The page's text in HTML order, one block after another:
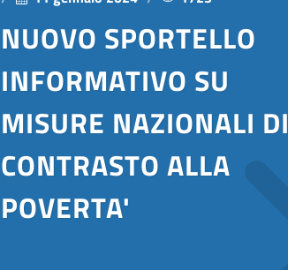
NUOVO SPORTELLO
INFORMATIVO SU
MISURE NAZIONALI DI
CONTRASTO ALLA
POVERTA'